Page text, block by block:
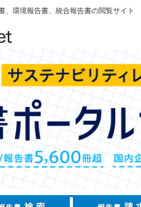
、環境報告書、統合報告書の閲覧サイト